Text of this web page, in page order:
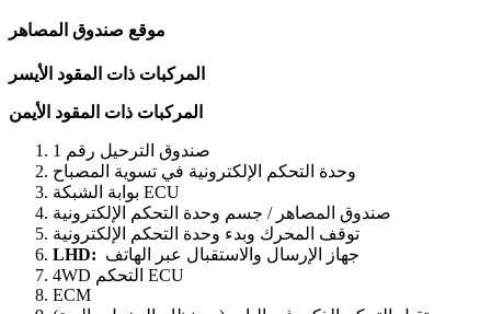
موقع صندوق المصاهر
المركبات ذات المقود الأيسر
المركبات ذات المقود الأيمن
صندوق الترحيل رقم 1
وحدة التحكم الإلكترونية في تسوية المصباح
بوابة الشبكة ECU
صندوق المصاهر / جسم وحدة التحكم الإلكترونية
توقف المحرك وبدء وحدة التحكم الإلكترونية
LHD: جهاز الإرسال والاستقبال عبر الهاتف
4WD التحكم ECU
ECM